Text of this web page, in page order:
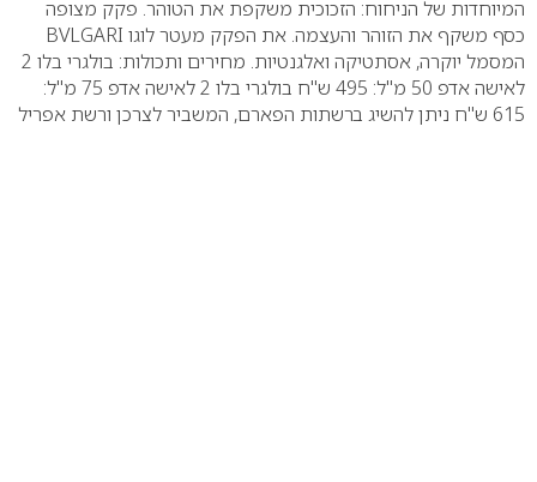
המיוחדות של הניחוח: הזכוכית משקפת את הטוהר. פקק מצופה
כסף משקף את הזוהר והעצמה. את הפקק מעטר לוגו BVLGARI
המסמל יוקרה, אסתטיקה ואלגנטיות. מחירים ותכולות:
בולגרי בלו 2
לאישה אדפ 50 מ"ל: 495 ש"ח
בולגרי בלו 2 לאישה אדפ 75 מ"ל:
615 ש"ח
ניתן להשיג ברשתות הפארם, המשביר לצרכן ורשת אפריל